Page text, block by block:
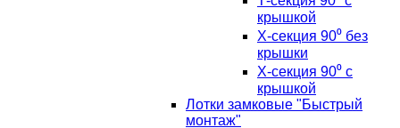
крышкой
Х-секция 90⁰ без
крышки
Х-секция 90⁰ с
крышкой
Лотки замковые "Быстрый
монтаж"